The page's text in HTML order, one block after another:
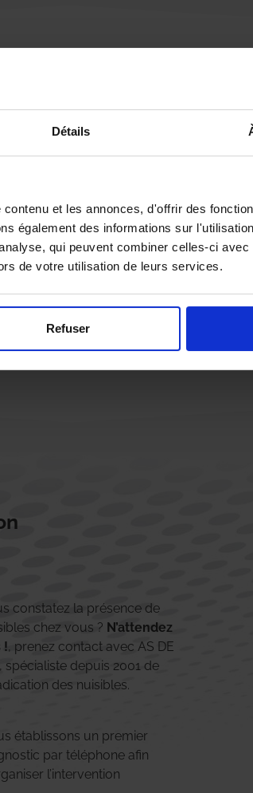
Détails
et les annonces, d'offrir des
également des informations sur
qui peuvent combiner celles-ci
de votre utilisation de leurs services.
Refuser
Une urgence ?
Vous souhaitez être
constatez la présence de
chez vous ? N’attendez
!, prenez contact avec AS DE
spécialiste depuis 2001 de
des nuisibles.
établissons un premier
par téléphone afin
l’intervention